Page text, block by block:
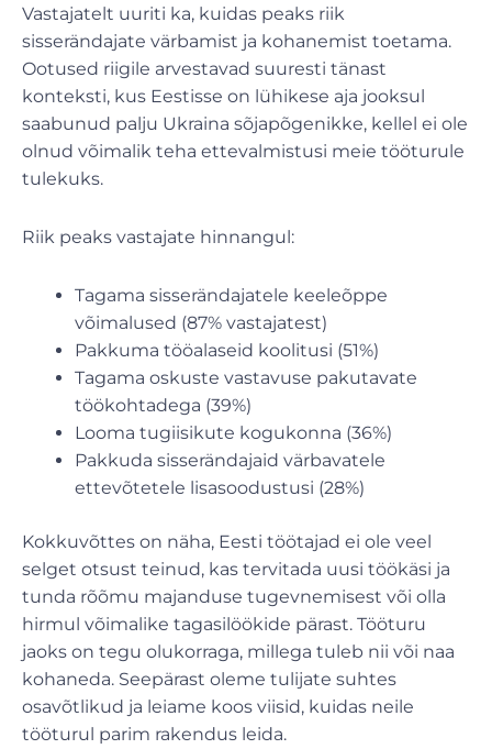
Vastajatelt uuriti ka, kuidas peaks riik
sisserändajate värbamist ja kohanemist toetama.
Ootused riigile arvestavad suuresti tänast
konteksti, kus Eestisse on lühikese aja jooksul
saabunud palju Ukraina sõjapõgenikke, kellel ei ole
olnud võimalik teha ettevalmistusi meie tööturule
tulekuks.
Riik peaks vastajate hinnangul:
Tagama sisserändajatele keeleõppe
võimalused (87% vastajatest)
Pakkuma tööalaseid koolitusi (51%)
Tagama oskuste vastavuse pakutavate
töökohtadega (39%)
Looma tugiisikute kogukonna (36%)
Pakkuda sisserändajaid värbavatele
ettevõtetele lisasoodustusi (28%)
Kokkuvõttes on näha, Eesti töötajad ei ole veel
selget otsust teinud, kas tervitada uusi töökäsi ja
tunda rõõmu majanduse tugevnemisest või olla
hirmul võimalike tagasilöökide pärast. Tööturu
jaoks on tegu olukorraga, millega tuleb nii või naa
kohaneda. Seepärast oleme tulijate suhtes
osavõtlikud ja leiame koos viisid, kuidas neile
tööturul parim rakendus leida.